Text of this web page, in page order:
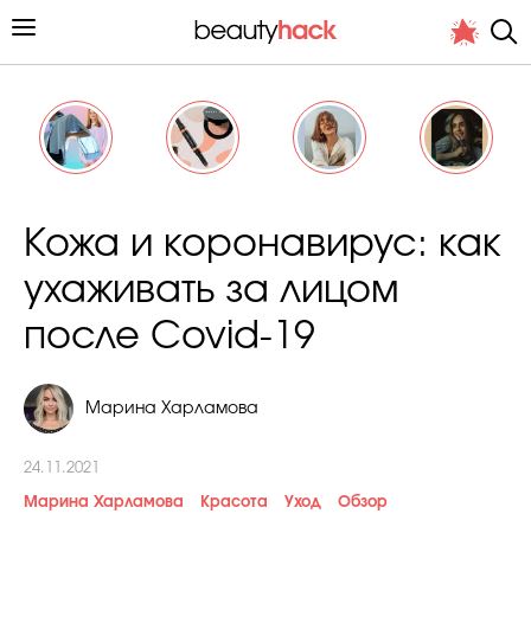
Снимает и тестирует редакция
Кожа и коронавирус: как
ухаживать за лицом
после Covid-19
Марина Харламова
24.11.2021
Марина Харламова Красота Уход Обзор